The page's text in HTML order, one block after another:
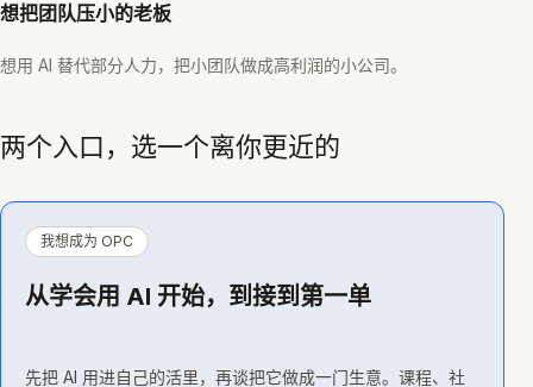
想把团队压小的老板
想用 AI 替代部分人力，把小团队做成高利润的小公司。
两个入口，选一个离你更近的
我想成为 OPC
从学会用 AI 开始，到接到第一单
先把 AI 用进自己的活里，再谈把它做成一门生意。课程、社